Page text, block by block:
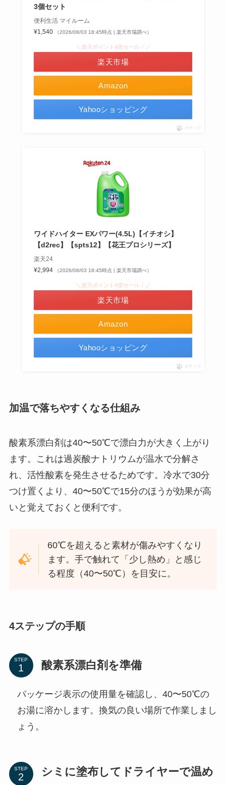
3個セット
便利生活 マイルーム
¥1,540
（2026/08/03 18:45時点 | 楽天市場調べ）
Amazon
＼楽天ポイント4倍セール！／
楽天市場
Yahooショッピング
ポチップ
ワイドハイター EXパワー(4.5L)【イチオシ】
【d2rec】【spts12】【花王プロシリーズ】
楽天24
¥2,994
（2026/08/03 18:45時点 | 楽天市場調べ）
Amazon
＼楽天ポイント4倍セール！／
楽天市場
Yahooショッピング
ポチップ
加温で落ちやすくなる仕組み
酸素系漂白剤は40〜50℃で漂白力が大きく上がり
ます。これは過炭酸ナトリウムが温水で分解さ
れ、活性酸素を発生させるためです。冷水で30分
つけ置くより、40〜50℃で15分のほうが効果が高
いと覚えておくと便利です。
60℃を超えると素材が傷みやすくなり
ます。手で触れて「少し熱め」と感じ
る程度（40〜50℃）を目安に。
4ステップの手順
STEP 酸素系漂白剤を準備
パッケージ表示の使用量を確認し、40〜50℃の
お湯に溶かします。換気の良い場所で作業しまし
ょう。
STEP
シミに塗布してドライヤーで温め